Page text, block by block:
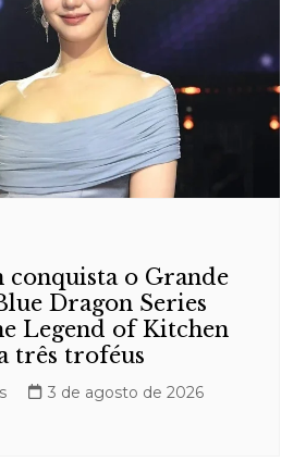
conquista o Grande
Dragon Series
Legend of Kitchen
três troféus
3 de agosto de 2026